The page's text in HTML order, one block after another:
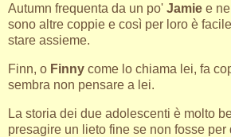
Autumn frequenta da un po' Jamie e
sono altre coppie e così per loro è
stare assieme.
Finn, o Finny come lo chiama lei, fa
sembra non pensare a lei.
La storia dei due adolescenti è molto
presagire un lieto fine se non fosse per